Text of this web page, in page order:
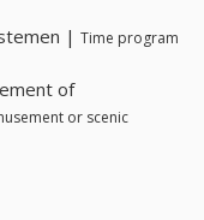
| Time program
of
or scenic